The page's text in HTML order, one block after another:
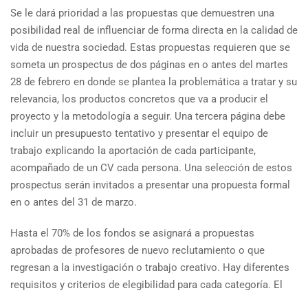
Se le dará prioridad a las propuestas que demuestren una
posibilidad real de influenciar de forma directa en la calidad de
vida de nuestra sociedad. Estas propuestas requieren que se
someta un prospectus de dos páginas en o antes del martes
28 de febrero en donde se plantea la problemática a tratar y su
relevancia, los productos concretos que va a producir el
proyecto y la metodología a seguir. Una tercera página debe
incluir un presupuesto tentativo y presentar el equipo de
trabajo explicando la aportación de cada participante,
acompañado de un CV cada persona. Una selección de estos
prospectus serán invitados a presentar una propuesta formal
en o antes del 31 de marzo.
Hasta el 70% de los fondos se asignará a propuestas
aprobadas de profesores de nuevo reclutamiento o que
regresan a la investigación o trabajo creativo. Hay diferentes
requisitos y criterios de elegibilidad para cada categoría. El